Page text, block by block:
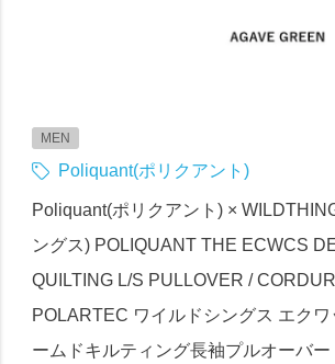
MEN
Poliquant(ポリクアント)
Poliquant(ポリクアント) ×
ングス) POLIQUANT THE ECWCS
QUILTING L/S PULLOVER /
POLARTEC ワイルドシングス エク
ームドキルティング長袖プルオーバ